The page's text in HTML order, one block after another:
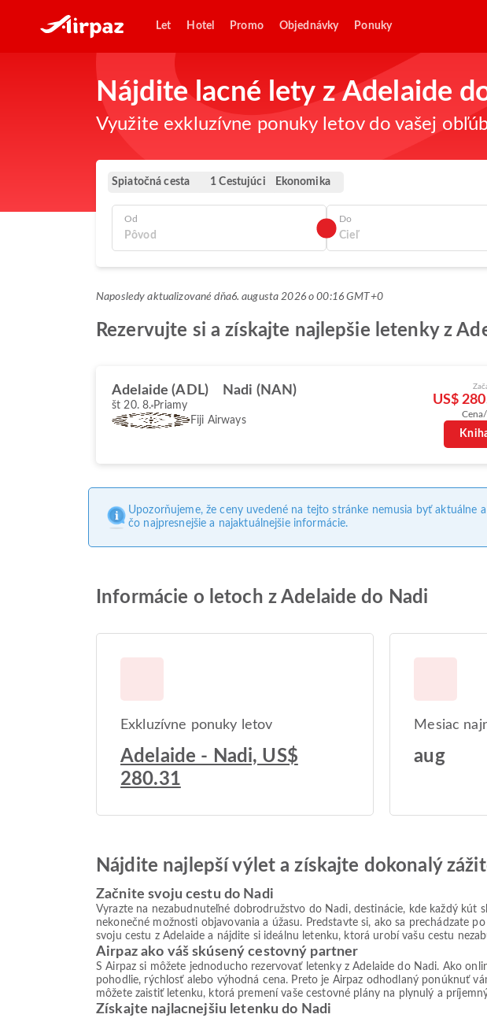
Let Hotel Promo Objednávky Ponuky
Nájdite lacné lety z Adelaide
Využite exkluzívne ponuky letov do vašej
Spiatočná cesta 1 Cestujúci Ekonomika
Od Do
Naposledy aktualizované dňa6. augusta 2026 o 00:16 GMT+0
Rezervujte si a získajte najlepšie letenky z
Adelaide (ADL) Nadi (NAN)
št 20. 8. Priamy
Fiji Airways
US$
Upozorňujeme, že ceny uvedené na tejto stránke nemusia byť aktuálne
čo najpresnejšie a najaktuálnejšie informácie.
Informácie o letoch z Adelaide do Nadi
Exkluzívne ponuky letov
Adelaide - Nadi, US$
280.31
Mesiac
aug
Nájdite najlepší výlet a získajte dokonalý
Začnite svoju cestu do Nadi
Vyrazte na nezabudnuteľné dobrodružstvo do Nadi, destinácie, kde každý
nekonečné možnosti objavovania a úžasu. Predstavte si, ako sa prechádzate
svoju cestu z Adelaide a nájdite si ideálnu letenku, ktorá urobí vašu cestu
Airpaz ako váš skúsený cestovný partner
S Airpaz si môžete jednoducho rezervovať letenky z Adelaide do Nadi. Ako
pohodlie, rýchlosť alebo výhodná cena. Preto je Airpaz odhodlaný ponúknuť
môžete zaistiť letenku, ktorá premení vaše cestovné plány na plynulý a
Získajte najlacnejšiu letenku do Nadi